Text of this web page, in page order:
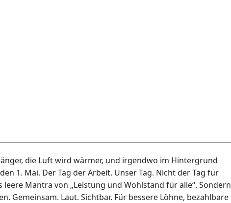
die Luft wird wärmer, und irgendwo im Hintergrund
1. Mai. Der Tag der Arbeit. Unser Tag. Nicht der Tag für
Mantra von „Leistung und Wohlstand für alle“. Sondern
Gemeinsam. Laut. Sichtbar. Für bessere Löhne, bezahlbare